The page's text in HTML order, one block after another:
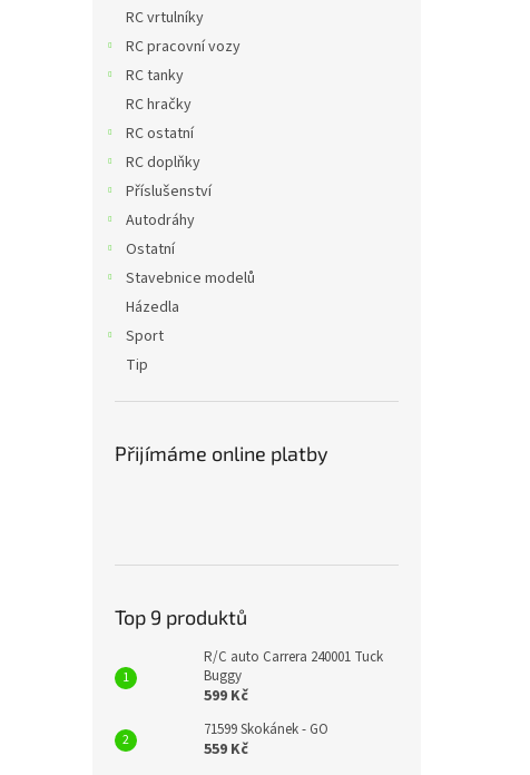
RC vrtulníky
RC pracovní vozy
RC tanky
RC hračky
RC ostatní
RC doplňky
Příslušenství
Autodráhy
Ostatní
Stavebnice modelů
Házedla
Sport
Tip
Přijímáme online platby
Top 9 produktů
R/C auto Carrera 240001 Tuck
Buggy
599 Kč
71599 Skokánek - GO
559 Kč